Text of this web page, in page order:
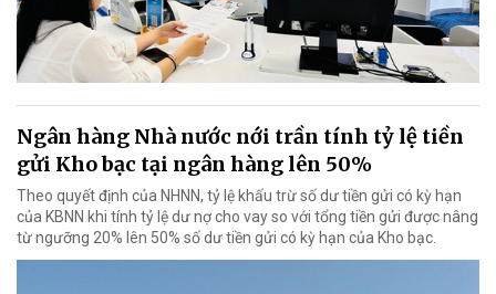
Ngân hàng Nhà nước nới trần tính tỷ lệ tiền
gửi Kho bạc tại ngân hàng lên 50%
Theo quyết định của NHNN, tỷ lệ khấu trừ số dư tiền gửi có kỳ hạn
của KBNN khi tính tỷ lệ dư nợ cho vay so với tổng tiền gửi được nâng
từ ngưỡng 20% lên 50% số dư tiền gửi có kỳ hạn của Kho bạc.